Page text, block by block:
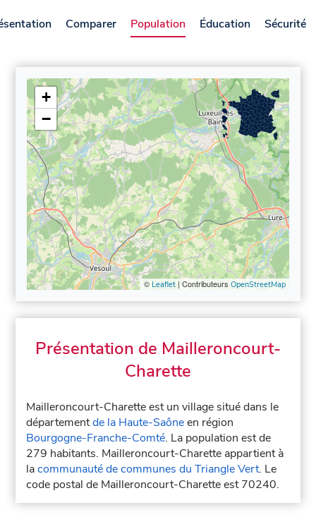
Comparer Population Éducation Sécurité
+
−
© Leaflet| Contributeurs OpenStreetMap
Présentation de Mailleroncourt-
Charette
Mailleroncourt-Charette est un village situé dans le
départementde la Haute-Saôneen région
Bourgogne-Franche-Comté. La population est de
279 habitants. Mailleroncourt-Charette appartient à
lacommunauté de communes du Triangle Vert. Le
code postal de Mailleroncourt-Charette est 70240.